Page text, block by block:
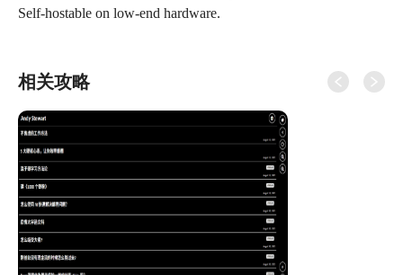
相关攻略